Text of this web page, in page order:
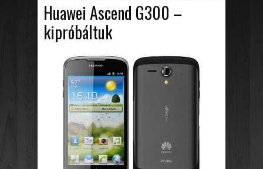
Huawei Ascend G300 –
kipróbáltuk